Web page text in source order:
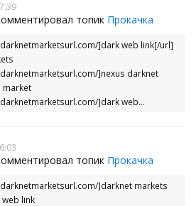
топик Прокачка
]dark web link[/url]
]nexus darknet
market
]dark web...
топик Прокачка
]darknet markets
link